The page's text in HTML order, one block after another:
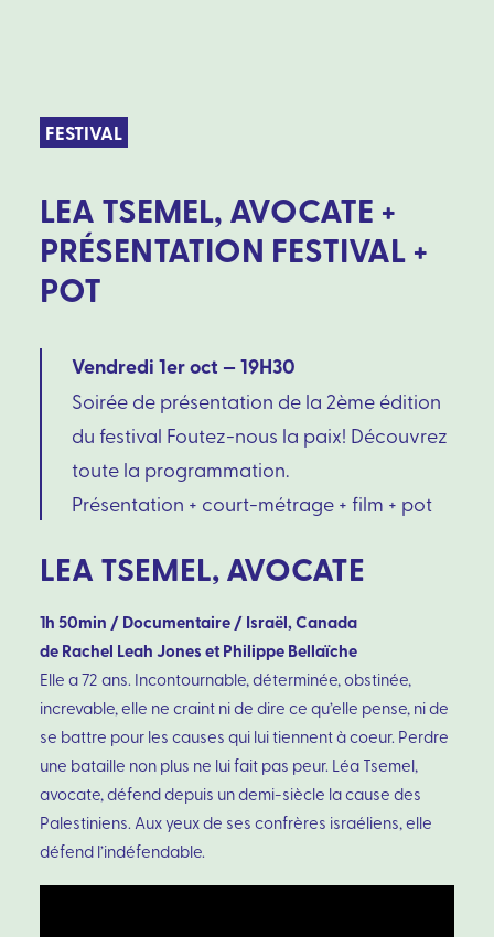
FESTIVAL
LEA TSEMEL, AVOCATE +
PRÉSENTATION FESTIVAL +
POT
Vendredi 1er oct — 19H30
Soirée de présentation de la 2ème édition
du festival Foutez-nous la paix! Découvrez
toute la programmation.
Présentation + court-métrage + film + pot
LEA TSEMEL, AVOCATE
1h 50min / Documentaire / Israël, Canada
de Rachel Leah Jones et Philippe Bellaïche
Elle a 72 ans. Incontournable, déterminée, obstinée,
increvable, elle ne craint ni de dire ce qu’elle pense, ni de
se battre pour les causes qui lui tiennent à coeur. Perdre
une bataille non plus ne lui fait pas peur. Léa Tsemel,
avocate, défend depuis un demi-siècle la cause des
Palestiniens. Aux yeux de ses confrères israéliens, elle
défend l’indéfendable.